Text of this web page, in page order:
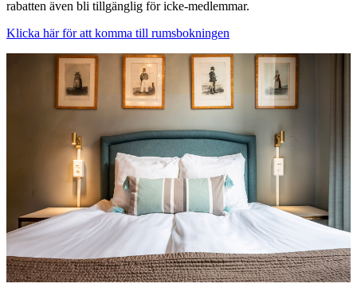
rabatten även bli tillgänglig för icke-medlemmar.
Klicka här för att komma till rumsbokningen